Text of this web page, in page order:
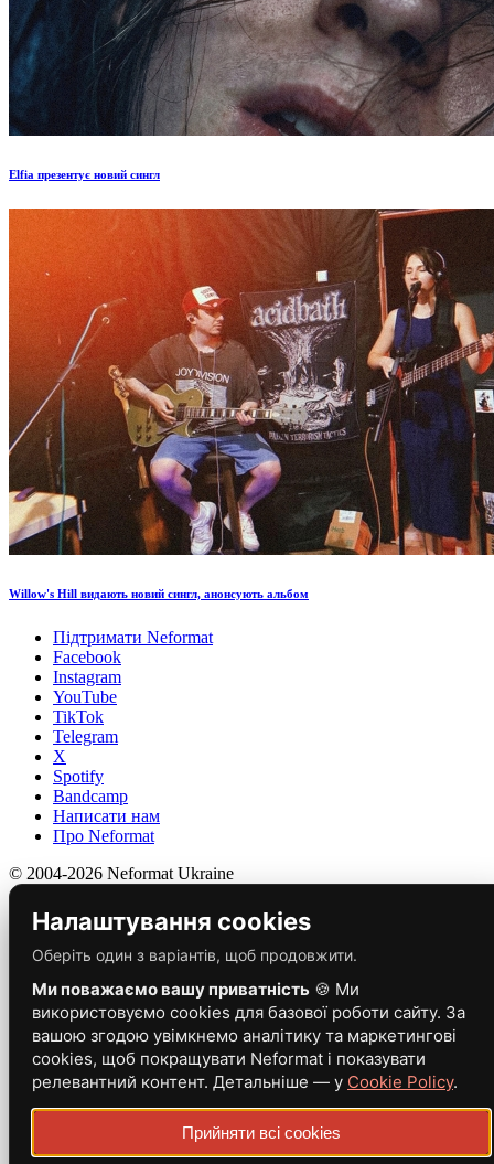
Elfia презентує новий сингл
Willow's Hill видають новий сингл, анонсують альбом
Підтримати Neformat
Facebook
Instagram
YouTube
TikTok
Telegram
X
Spotify
Bandcamp
Написати нам
Про Neformat
© 2004-2026 Neformat Ukraine
Налаштування cookies
Оберіть один з варіантів, щоб продовжити.
Ми поважаємо вашу приватність 🍪 Ми
використовуємо cookies для базової роботи сайту. За
вашою згодою увімкнемо аналітику та маркетингові
cookies, щоб покращувати Neformat і показувати
релевантний контент. Детальніше — у Cookie Policy.
Прийняти всі cookies